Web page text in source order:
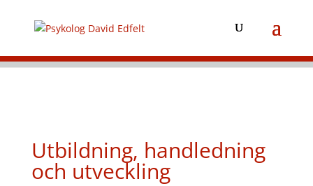
Utbildning, handledning
och utveckling